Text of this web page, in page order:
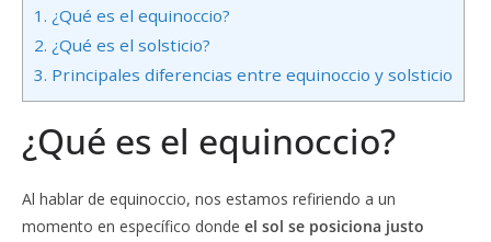
1. ¿Qué es el equinoccio?
2. ¿Qué es el solsticio?
3. Principales diferencias entre equinoccio y solsticio
¿Qué es el equinoccio?
Al hablar de equinoccio, nos estamos refiriendo a un
momento en específico donde el sol se posiciona justo